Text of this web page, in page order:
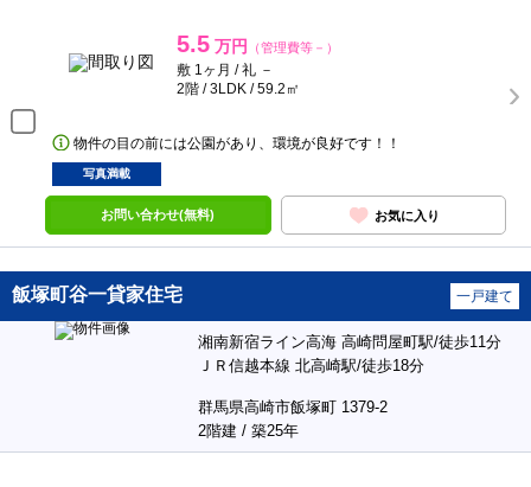
5.5 万円 （管理費等－）
敷 1ヶ月 / 礼 －
2階 / 3LDK / 59.2㎡
物件の目の前には公園があり、環境が良好です！！
写真満載
お問い合わせ(無料) お気に入り
飯塚町谷一貸家住宅 一戸建て
湘南新宿ライン高海 高崎問屋町駅/徒歩11分
ＪＲ信越本線 北高崎駅/徒歩18分
群馬県高崎市飯塚町 1379-2
2階建 / 築25年